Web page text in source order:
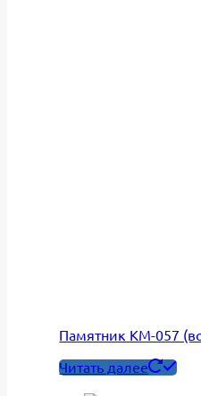
Памятник КМ-057
Читать далее